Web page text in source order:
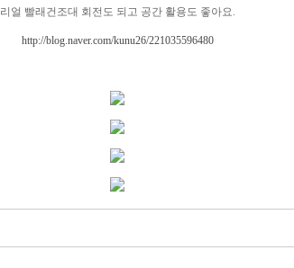
리얼 빨래건조대 회전도 되고 공간 활용도 좋아요.
http://blog.naver.com/kunu26/221035596480